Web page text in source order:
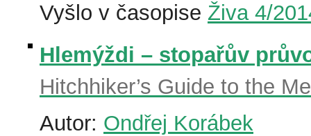
Vyšlo v časopise Živa 4/
Hlemýždi – stopařův
Hitchhiker’s Guide to the
Autor: Ondřej Korábek